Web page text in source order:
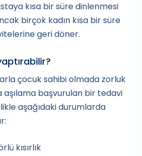
kısa bir süre dinlenmesi
birçok kadın kısa bir süre
geri döner.
çocuk sahibi olmada zorluk
başvurulan bir tedavi
aşağıdaki durumlarda
kısırlık